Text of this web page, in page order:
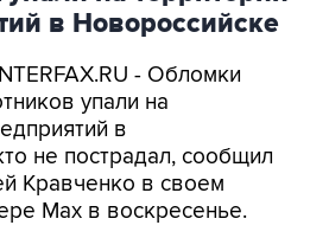
в Новороссийске
- Обломки
упали на
в
не пострадал, сообщил
Кравченко в своем
Max в воскресенье.